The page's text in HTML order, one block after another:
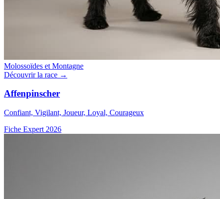
Molossoïdes et Montagne
Découvrir la race →
Affenpinscher
Confiant, Vigilant, Joueur, Loyal, Courageux
Fiche Expert 2026